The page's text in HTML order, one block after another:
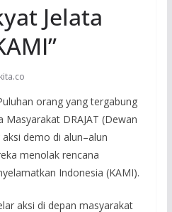
Jelata
orang yang tergabung
Masyarakat DRAJAT (Dewan
demo di alun–alun
menolak rencana
Indonesia (KAMI).
aksi di depan masyarakat